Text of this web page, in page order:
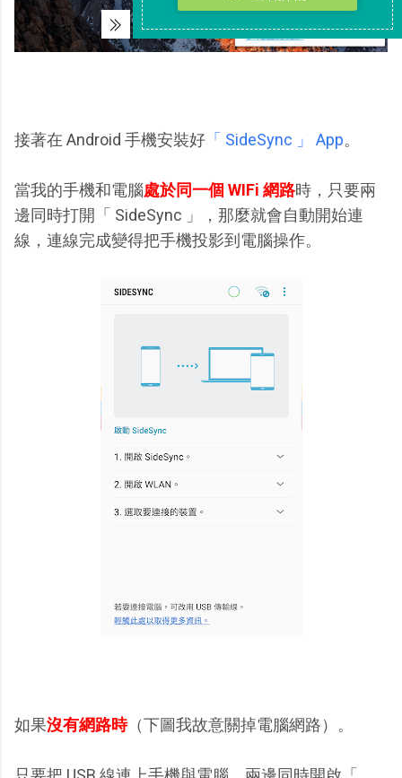
接著在 Android 手機安裝好 「 SideSync 」 App。
當我的手機和電腦處於同一個 WIFi 網路時，只要兩
邊同時打開「 SideSync 」，那麼就會自動開始連
線，連線完成變得把手機投影到電腦操作。
如果沒有網路時（下圖我故意關掉電腦網路）。